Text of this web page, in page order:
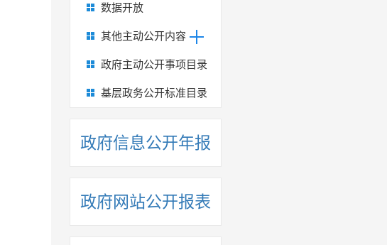
数据开放
其他主动公开内容
政府主动公开事项目录
基层政务公开标准目录
政府信息公开年报
政府网站公开报表